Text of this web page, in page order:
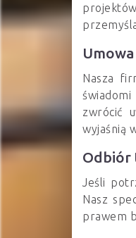
Nasza
zwrócić
wyjaśnią
Odbiór
Jeśli
Nasz
prawem